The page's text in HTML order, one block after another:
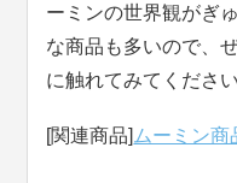
ーミンの世界観がぎ
な商品も多いので、
に触れてみてください
[関連商品] ムーミン商